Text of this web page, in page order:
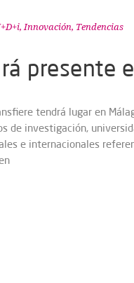
,Innovación, Tendencias
presente
tendrá lugar en
de investigación,
e internacionales